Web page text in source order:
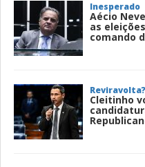
Inesperado
Aécio
as
comando
Reviravolta?
Cleitinho